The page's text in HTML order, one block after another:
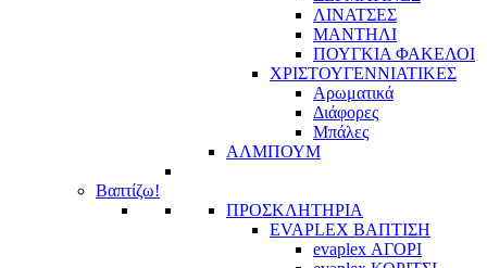
ΛΙΝΑΤΣΕΣ
ΜΑΝΤΗΛΙ
ΠΟΥΓΚΙΑ ΦΑΚΕΛΟΙ
ΧΡΙΣΤΟΥΓΕΝΝΙΑΤΙΚΕΣ
Αρωματικά
Διάφορες
Μπάλες
ΑΛΜΠΟΥΜ
Βαπτίζω!
ΠΡΟΣΚΛΗΤΗΡΙΑ
EVAPLEX ΒΑΠΤΙΣΗ
evaplex ΑΓΟΡΙ